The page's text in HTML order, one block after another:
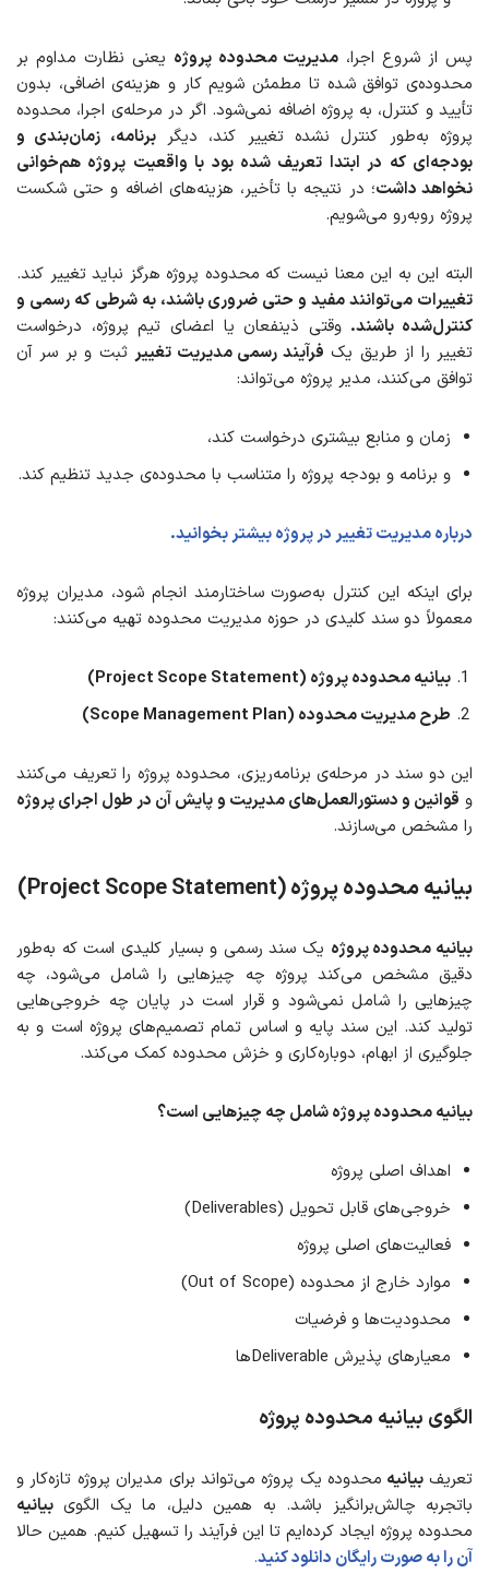
پس از شروع اجرا،مدیریت محدوده پروژه یعنی نظارت مداوم بر
محدوده‌ی توافق‌ شده تا مطمئن شویم کار و هزینه‌ی اضافی، بدون
تأیید و کنترل، به پروژه اضافه نمی‌شود. اگر در مرحله‌ی اجرا، محدوده
پروژه به‌طور کنترل نشده تغییر کند، دیگربرنامه، زمان‌بندی و
بودجه‌ای که در ابتدا تعریف شده بود با واقعیت پروژه هم‌خوانی
نخواهد داشت؛ در نتیجه با تأخیر، هزینه‌های اضافه و حتی شکست
پروژه روبه‌رو می‌شویم.
البته این به این معنا نیست که محدوده پروژه هرگز نباید تغییر کند.
تغییرات می‌توانند مفید و حتی ضروری باشند، به شرطی که رسمی و
کنترل‌شده باشند. وقتی ذینفعان یا اعضای تیم پروژه، درخواست
تغییر را از طریق یک فرآیند رسمی مدیریت تغییرثبت و بر سر آن
توافق می‌کنند، مدیر پروژه می‌تواند:
زمان و منابع بیشتری درخواست کند،
و برنامه و بودجه پروژه را متناسب با محدوده‌ی جدید تنظیم کند.
درباره مدیریت تغییر در پروژه بیشتر بخوانید.
برای اینکه این کنترل به‌صورت ساختارمند انجام شود، مدیران پروژه
معمولاً دو سند کلیدی در حوزه مدیریت محدوده تهیه می‌کنند:
بیانیه محدوده پروژه (Project Scope Statement)
طرح مدیریت محدوده (Scope Management Plan)
این دو سند در مرحله‌ی برنامه‌ریزی، محدوده پروژه را تعریف می‌کنند
و قوانین و دستورالعمل‌های مدیریت و پایش آن در طول اجرای پروژه
را مشخص می‌سازند.
بیانیه محدوده پروژه(Project Scope Statement)
بیانیه محدوده پروژه یک سند رسمی و بسیار کلیدی است که به‌طور
دقیق مشخص می‌کند پروژه چه چیزهایی را شامل می‌شود، چه
چیزهایی را شامل نمی‌شود و قرار است در پایان چه خروجی‌هایی
تولید کند. این سند پایه و اساس تمام تصمیم‌های پروژه است و به
جلوگیری از ابهام، دوباره‌کاری و خزش محدوده کمک می‌کند.
بیانیه محدوده پروژه شامل چه چیزهایی است؟
اهداف اصلی پروژه
خروجی‌های قابل تحویل (Deliverables)
فعالیت‌های اصلی پروژه
موارد خارج از محدوده (Out of Scope)
محدودیت‌ها و فرضیات
معیارهای پذیرش Deliverableها
الگوی بیانیه محدوده پروژه
تعریفبیانیه محدوده یک پروژه می‌تواند برای مدیران پروژه تازه‌کار و
باتجربه چالش‌برانگیز باشد. به همین دلیل، ما یک الگوی بیانیه
محدوده پروژه ایجاد کرده‌ایم تا این فرآیند را تسهیل کنیم. همین حالا
آن را به صورت رایگان دانلود کنید.